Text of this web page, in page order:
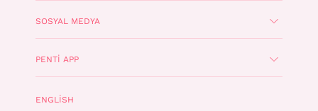
SOSYAL MEDYA
PENTI APP
ENGLISH